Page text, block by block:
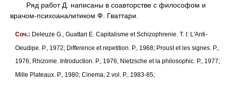
Ряд работ Д. написаны в соавторстве с философом и
врачом-психоаналитиком Ф. Гваттари.
Соч.: Deleuze G., Guattari E. Capitalisme et Schizophrenie. Т. I: L'Anti-
Oeudipe. P., 1972; Difference et repetition. P., 1968; Proust et les signes. P.,
1976; Rhizome. Introduction. P., 1976; Nietzsche et la philosophic. P., 1977;
Mille Plateaux. P., 1980; Cinema, 2 vol. P., 1983-85;